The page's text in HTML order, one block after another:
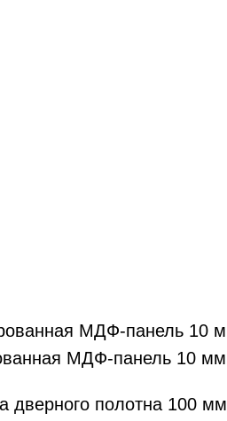
МДФ-панель 10
МДФ-панель 10
дверного полотна 100 мм